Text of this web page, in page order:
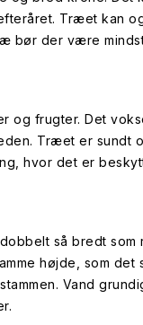
Træet kan
bør der være
og frugter. Det
Træet er sundt
hvor det er
så bredt som
højde, som det
Vand